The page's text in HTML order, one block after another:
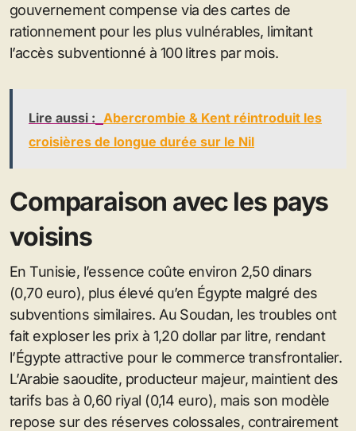
gouvernement compense via des cartes de
rationnement pour les plus vulnérables, limitant
l’accès subventionné à 100 litres par mois.
Lire aussi : Abercrombie & Kent réintroduit les
croisières de longue durée sur le Nil
Comparaison avec les pays
voisins
En Tunisie, l’essence coûte environ 2,50 dinars
(0,70 euro), plus élevé qu’en Égypte malgré des
subventions similaires. Au Soudan, les troubles ont
fait exploser les prix à 1,20 dollar par litre, rendant
l’Égypte attractive pour le commerce transfrontalier.
L’Arabie saoudite, producteur majeur, maintient des
tarifs bas à 0,60 riyal (0,14 euro), mais son modèle
repose sur des réserves colossales, contrairement